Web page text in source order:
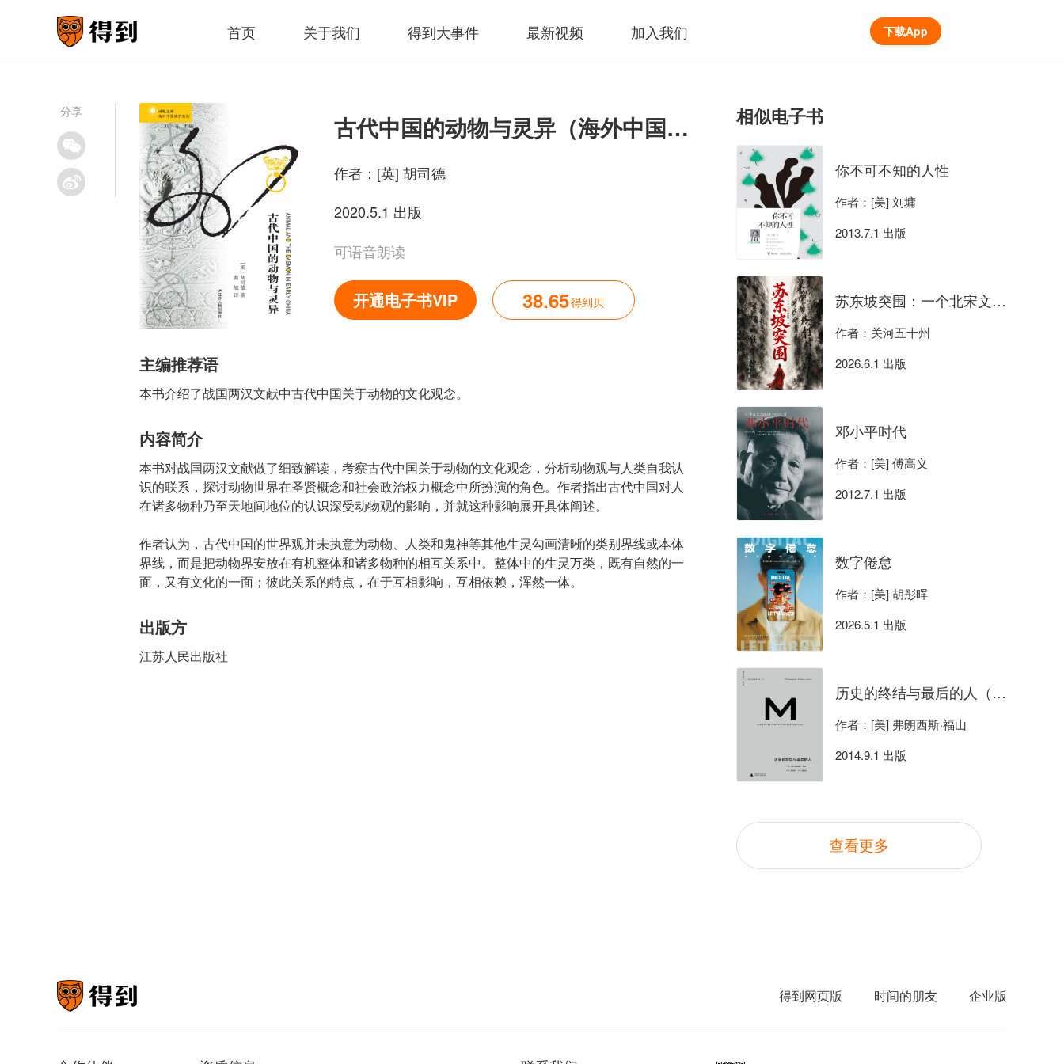
首页 关于我们 得到大事件 最新视频 加入我们 下载App
分享
古代中国的动物与灵异（海外中国研究丛书）
作者： [英] 胡司德
2020.5.1 出版
可语音朗读
开通电子书VIP 38.65得到贝
主编推荐语
本书介绍了战国两汉文献中古代中国关于动物的文化观念。
内容简介
本书对战国两汉文献做了细致解读，考察古代中国关于动物的文化观念，分析动物观与人类自我认
识的联系，探讨动物世界在圣贤概念和社会政治权力概念中所扮演的角色。作者指出古代中国对人
在诸多物种乃至天地间地位的认识深受动物观的影响，并就这种影响展开具体阐述。
作者认为，古代中国的世界观并未执意为动物、人类和鬼神等其他生灵勾画清晰的类别界线或本体
界线，而是把动物界安放在有机整体和诸多物种的相互关系中。整体中的生灵万类，既有自然的一
面，又有文化的一面；彼此关系的特点，在于互相影响，互相依赖，浑然一体。
出版方
江苏人民出版社
相似电子书
你不可不知的人性
作者：[美] 刘墉
2013.7.1 出版
苏东坡突围：一个北宋文官的极限生存
作者：关河五十州
2026.6.1 出版
邓小平时代
作者：[美] 傅高义
2012.7.1 出版
数字倦怠
作者：[美] 胡彤晖
2026.5.1 出版
历史的终结与最后的人（理想国译丛）
作者：[美] 弗朗西斯·福山
2014.9.1 出版
查看更多
得到网页版 时间的朋友 企业版